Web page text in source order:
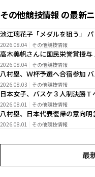
その他競技情報 の最新
池江璃花子「メダルを狙う」
2026.08.04 その他競技情報
高木美帆さんに国民栄誉賞授
2026.08.04 その他競技情報
八村塁、Ｗ杯予選へ合宿参加
2026.08.03 その他競技情報
日本女子、バスケ３人制決勝
2026.08.01 その他競技情報
八村塁、日本代表復帰の意向明
2026.08.01 その他競技情報
最